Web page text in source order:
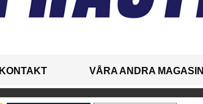
KONTAKT VÅRA ANDRA MAGASIN